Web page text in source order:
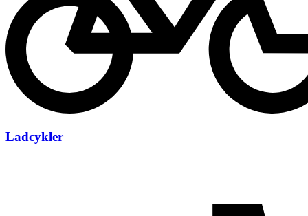
Ladcykler